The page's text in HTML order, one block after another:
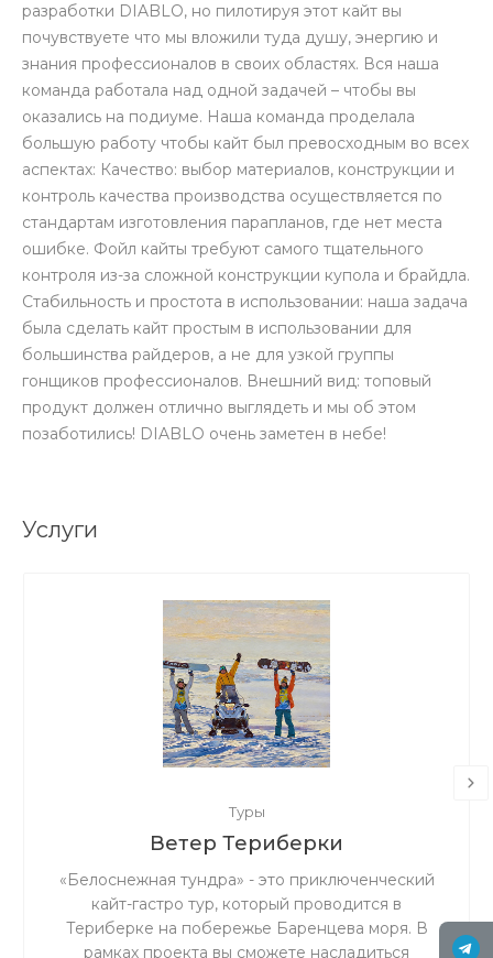
разработки DIABLO, но пилотируя этот кайт вы
почувствуете что мы вложили туда душу, энергию и
знания профессионалов в своих областях. Вся наша
команда работала над одной задачей – чтобы вы
оказались на подиуме. Наша команда проделала
большую работу чтобы кайт был превосходным во всех
аспектах: Качество: выбор материалов, конструкции и
контроль качества производства осуществляется по
стандартам изготовления парапланов, где нет места
ошибке. Фойл кайты требуют самого тщательного
контроля из-за сложной конструкции купола и брайдла.
Стабильность и простота в использовании: наша задача
была сделать кайт простым в использовании для
большинства райдеров, а не для узкой группы
гонщиков профессионалов. Внешний вид: топовый
продукт должен отлично выглядеть и мы об этом
позаботились! DIABLO очень заметен в небе!
Услуги
Туры
Ветер Териберки
«Белоснежная тундра» - это приключенческий
кайт-гастро тур, который проводится в
Териберке на побережье Баренцева моря. В
рамках проекта вы сможете насладиться